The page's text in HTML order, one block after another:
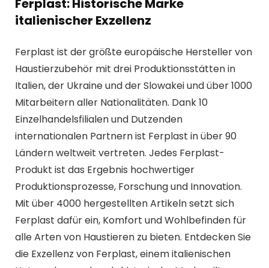
Ferplast: Historische Marke
italienischer Exzellenz
Ferplast ist der größte europäische Hersteller von
Haustierzubehör mit drei Produktionsstätten in
Italien, der Ukraine und der Slowakei und über 1000
Mitarbeitern aller Nationalitäten. Dank 10
Einzelhandelsfilialen und Dutzenden
internationalen Partnern ist Ferplast in über 90
Ländern weltweit vertreten. Jedes Ferplast-
Produkt ist das Ergebnis hochwertiger
Produktionsprozesse, Forschung und Innovation.
Mit über 4000 hergestellten Artikeln setzt sich
Ferplast dafür ein, Komfort und Wohlbefinden für
alle Arten von Haustieren zu bieten. Entdecken Sie
die Exzellenz von Ferplast, einem italienischen